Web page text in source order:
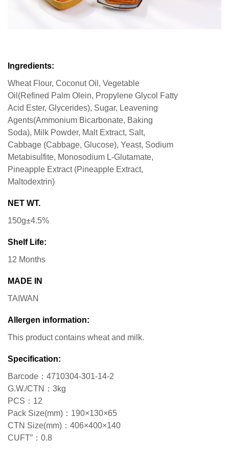
Ingredients:
Wheat Flour, Coconut Oil, Vegetable
Oil(Refined Palm Olein, Propylene Glycol Fatty
Acid Ester, Glycerides), Sugar, Leavening
Agents(Ammonium Bicarbonate, Baking
Soda), Milk Powder, Malt Extract, Salt,
Cabbage (Cabbage, Glucose), Yeast, Sodium
Metabisulfite, Monosodium L-Glutamate,
Pineapple Extract (Pineapple Extract,
Maltodextrin)
NET WT.
150g±4.5%
Shelf Life:
12 Months
MADE IN
TAIWAN
Allergen information:
This product contains wheat and milk.
Specification:
Barcode：4710304-301-14-2
G.W./CTN：3kg
PCS：12
Pack Size(mm)：190×130×65
CTN Size(mm)：406×400×140
CUFT”：0.8